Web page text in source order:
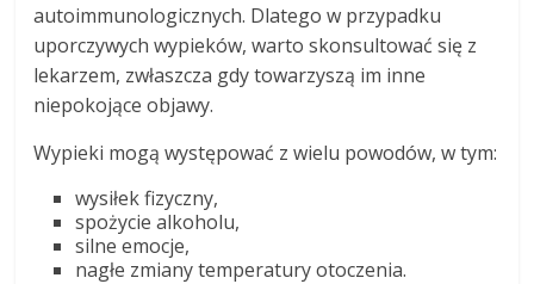
autoimmunologicznych. Dlatego w przypadku
uporczywych wypieków, warto skonsultować się z
lekarzem, zwłaszcza gdy towarzyszą im inne
niepokojące objawy.
Wypieki mogą występować z wielu powodów, w tym:
wysiłek fizyczny,
spożycie alkoholu,
silne emocje,
nagłe zmiany temperatury otoczenia.